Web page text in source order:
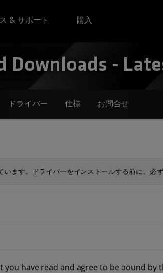
& サポート 購入
Downloads -
ドライバー 仕様 お問合せ
ます。ドライバーをインストールする前に、必
have read and agree to be bound by